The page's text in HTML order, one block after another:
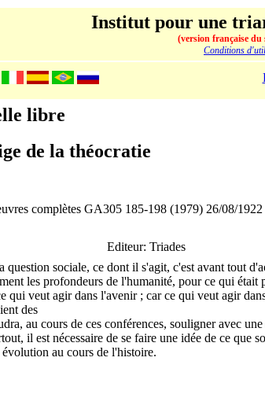
Institut pour une
(version française du
Conditions
libre
de la théocratie
complètes GA305 185-198 (1979) 26/08/1922
Editeur: Triades
sociale, ce dont il s'agit, c'est avant tout
les profondeurs de l'humanité, pour ce qui était
qui veut agir dans l'avenir ; car ce qui veut agir
des
au cours de ces confé­rences, souligner avec
il est nécessaire de se faire une idée de ce que
au cours de l'histoire.